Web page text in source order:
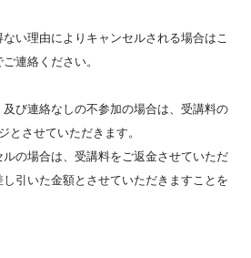
い理由によりキャンセルされる場合はこ
連絡ください。
び連絡なしの不参加の場合は、受講料の
とさせていただきます。
の場合は、受講料をご返金させていただ
引いた金額とさせていただきますことを